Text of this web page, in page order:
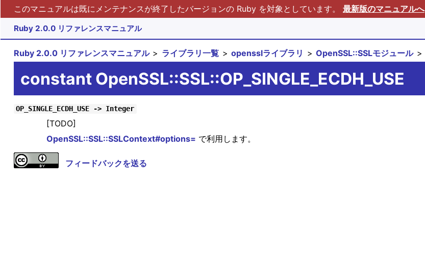
このマニュアルは既にメンテナンスが終了したバージョンの Ruby を対象としています。 最新版のマニュアルへ
Ruby 2.0.0 リファレンスマニュアル
Ruby 2.0.0 リファレンスマニュアル ライブラリ一覧 opensslライブラリ OpenSSL::SSLモジュール
constant OpenSSL::SSL::OP_SINGLE_ECDH_USE
OP_SINGLE_ECDH_USE -> Integer
[TODO]
OpenSSL::SSL::SSLContext#options= で利用します。
フィードバックを送る